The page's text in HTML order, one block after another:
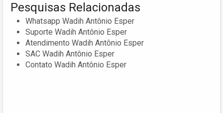
Pesquisas Relacionadas
Whatsapp Wadih Antônio Esper
Suporte Wadih Antônio Esper
Atendimento Wadih Antônio Esper
SAC Wadih Antônio Esper
Contato Wadih Antônio Esper